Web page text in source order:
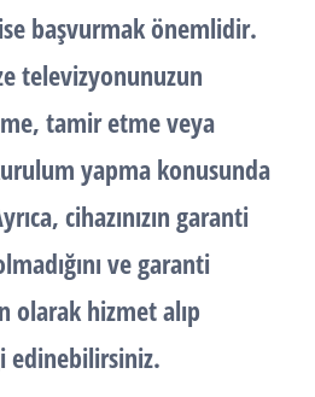
başvurmak önemlidir.
televizyonunuzun
tamir etme veya
yapma konusunda
cihazınızın garanti
ve garanti
olarak hizmet alıp
edinebilirsiniz.